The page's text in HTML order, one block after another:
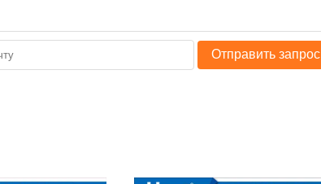
Отправить запрос